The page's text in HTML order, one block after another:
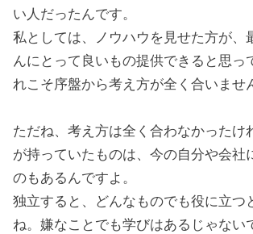
い人だったんです。
私としては、ノウハウを見せた方が、
んにとって良いもの提供できると思っ
れこそ序盤から考え方が全く合いませ
ただね、考え方は全く合わなかったけ
が持っていたものは、今の自分や会社
のもあるんですよ。
独立すると、どんなものでも役に立つ
ね。嫌なことでも学びはあるじゃない